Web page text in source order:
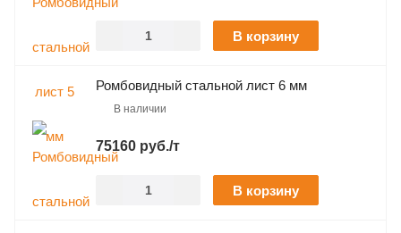
В корзину
Ромбовидный стальной лист 6 мм
В наличии
75160 руб./т
В корзину